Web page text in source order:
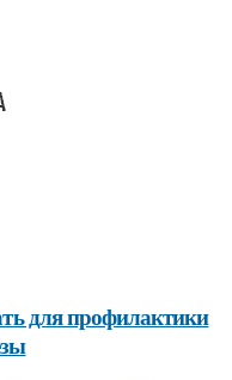
для профилактики